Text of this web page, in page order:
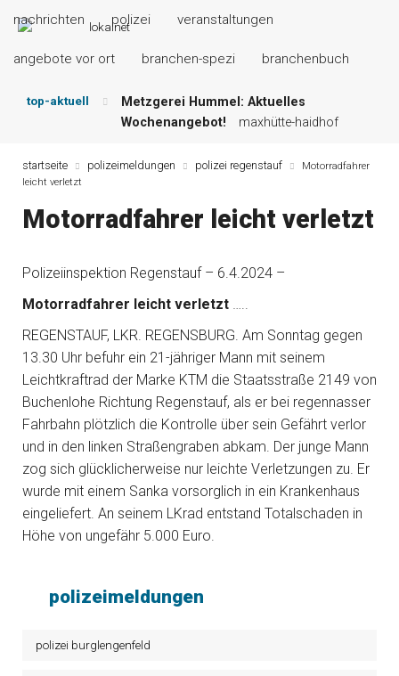
nachrichten polizei veranstaltungen
angebote vor ort branchen-spezi branchenbuch
top-aktuell
Metzgerei Hummel: Aktuelles
Wochenangebot!
maxhütte-haidhof
Grillspezialitäten u.v.m.!
kallmünz
Der „deutsche Michel“ muss nun
leserbriefe
Angebot … maxhütte-haidhof
Nutzen Sie aktuelle Angebote Ihrer
angebote vor ort | anzeige
startseite polizeimeldungen polizei regenstauf
Motorradfahrer
leicht verletzt
Motorradfahrer leicht verletzt
Polizeiinspektion Regenstauf – 6.4.2024 –
Motorradfahrer leicht verletzt …..
REGENSTAUF, LKR. REGENSBURG. Am Sonntag gegen
13.30 Uhr befuhr ein 21-jähriger Mann mit seinem
Leichtkraftrad der Marke KTM die Staatsstraße 2149 von
Buchenlohe Richtung Regenstauf, als er bei regennasser
Fahrbahn plötzlich die Kontrolle über sein Gefährt verlor
und in den linken Straßengraben abkam. Der junge Mann
zog sich glücklicherweise nur leichte Verletzungen zu. Er
wurde mit einem Sanka vorsorglich in ein Krankenhaus
eingeliefert. An seinem LKrad entstand Totalschaden in
Höhe von ungefähr 5.000 Euro.
polizeimeldungen
polizei burglengenfeld